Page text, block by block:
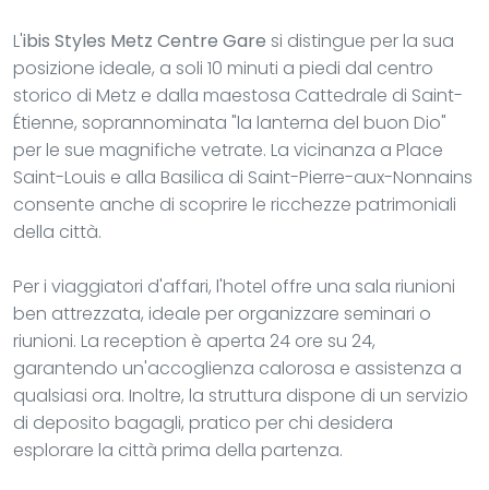
L'ibis Styles Metz Centre Gare si distingue per la sua
posizione ideale, a soli 10 minuti a piedi dal centro
storico di Metz e dalla maestosa Cattedrale di Saint-
Étienne, soprannominata "la lanterna del buon Dio"
per le sue magnifiche vetrate. La vicinanza a Place
Saint-Louis e alla Basilica di Saint-Pierre-aux-Nonnains
consente anche di scoprire le ricchezze patrimoniali
della città.
Per i viaggiatori d'affari, l'hotel offre una sala riunioni
ben attrezzata, ideale per organizzare seminari o
riunioni. La reception è aperta 24 ore su 24,
garantendo un'accoglienza calorosa e assistenza a
qualsiasi ora. Inoltre, la struttura dispone di un servizio
di deposito bagagli, pratico per chi desidera
esplorare la città prima della partenza.